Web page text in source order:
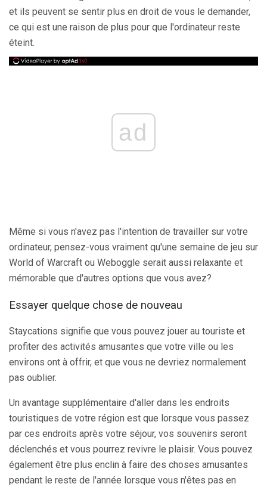
et ils peuvent se sentir plus en droit de vous le demander,
ce qui est une raison de plus pour que l'ordinateur reste
éteint.
ad
Même si vous n'avez pas l'intention de travailler sur votre
ordinateur, pensez-vous vraiment qu'une semaine de jeu sur
World of Warcraft ou Weboggle serait aussi relaxante et
mémorable que d'autres options que vous avez?
Essayer quelque chose de nouveau
Staycations signifie que vous pouvez jouer au touriste et
profiter des activités amusantes que votre ville ou les
environs ont à offrir, et que vous ne devriez normalement
pas oublier.
Un avantage supplémentaire d'aller dans les endroits
touristiques de votre région est que lorsque vous passez
par ces endroits après votre séjour, vos souvenirs seront
déclenchés et vous pourrez revivre le plaisir. Vous pouvez
également être plus enclin à faire des choses amusantes
pendant le reste de l'année lorsque vous n'êtes pas en